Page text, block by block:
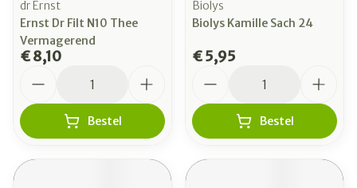
dr Ernst
Ernst Dr Filt N10 Thee
Vermagerend
€ 8,10
Bestel
Biolys
Biolys Kamille Sach 24
€ 5,95
Bestel